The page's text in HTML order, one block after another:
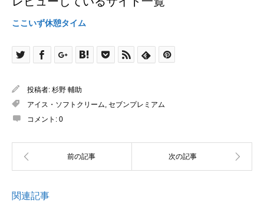
ここいず休憩タイム
投稿者: 杉野 輔助
アイス・ソフトクリーム, セブンプレミアム
コメント: 0
関連記事